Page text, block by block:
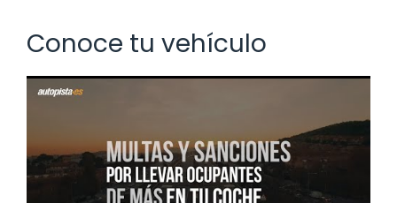
Conoce tu vehículo